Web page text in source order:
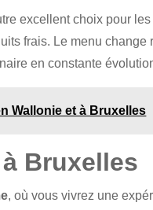
excellent choix pour
frais. Le menu
en constante
Wallonie et à Bruxelles
Bruxelles
, où vous vivrez une